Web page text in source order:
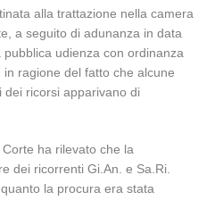
alla trattazione nella camera
a seguito di adunanza in data
udienza con ordinanza
ragione del fatto che alcune
ricorsi apparivano di
ha rilevato che la
dei ricorrenti Gi.An. e Sa.Ri.
la procura era stata